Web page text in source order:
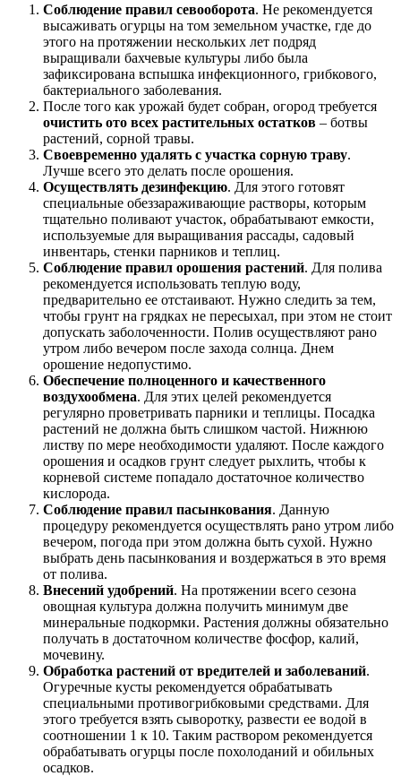
Cоблюдение правил севооборота. Не рекомендуется
высаживать огурцы на том земельном участке, где до
этого на протяжении нескольких лет подряд
выращивали бахчевые культуры либо была
зафиксирована вспышка инфекционного, грибкового,
бактериального заболевания.
После того как урожай будет собран, огород требуется
очистить ото всех растительных остатков – ботвы
растений, сорной травы.
Своевременно удалять с участка сорную траву.
Лучше всего это делать после орошения.
Осуществлять дезинфекцию. Для этого готовят
специальные обеззараживающие растворы, которым
тщательно поливают участок, обрабатывают емкости,
используемые для выращивания рассады, садовый
инвентарь, стенки парников и теплиц.
Соблюдение правил орошения растений. Для полива
рекомендуется использовать теплую воду,
предварительно ее отстаивают. Нужно следить за тем,
чтобы грунт на грядках не пересыхал, при этом не стоит
допускать заболоченности. Полив осуществляют рано
утром либо вечером после захода солнца. Днем
орошение недопустимо.
Обеспечение полноценного и качественного
воздухообмена. Для этих целей рекомендуется
регулярно проветривать парники и теплицы. Посадка
растений не должна быть слишком частой. Нижнюю
листву по мере необходимости удаляют. После каждого
орошения и осадков грунт следует рыхлить, чтобы к
корневой системе попадало достаточное количество
кислорода.
Соблюдение правил пасынкования. Данную
процедуру рекомендуется осуществлять рано утром либо
вечером, погода при этом должна быть сухой. Нужно
выбрать день пасынкования и воздержаться в это время
от полива.
Внесений удобрений. На протяжении всего сезона
овощная культура должна получить минимум две
минеральные подкормки. Растения должны обязательно
получать в достаточном количестве фосфор, калий,
мочевину.
Обработка растений от вредителей и заболеваний.
Огуречные кусты рекомендуется обрабатывать
специальными противогрибковыми средствами. Для
этого требуется взять сыворотку, развести ее водой в
соотношении 1 к 10. Таким раствором рекомендуется
обрабатывать огурцы после похолоданий и обильных
осадков.